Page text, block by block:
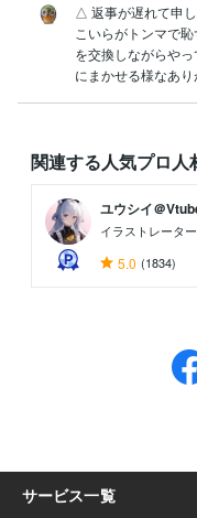
△ 返事が遅れて申
こいらがトンマで
を交換しながらや
にまかせる様なあり
関連する人気プロ人
ユウシイ＠
イラストレーター
5.0 (1834)